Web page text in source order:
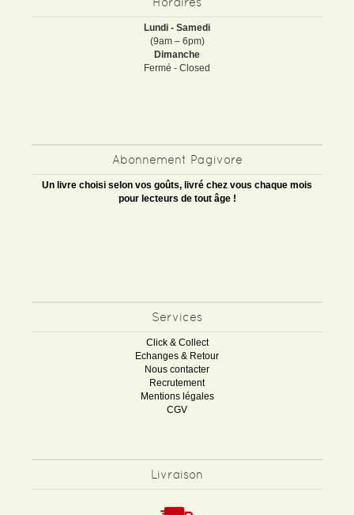
Lundi - Samedi
(9am – 6pm)
Dimanche
Fermé - Closed
Abonnement Pagivore
Un livre choisi selon vos goûts, livré chez vous chaque mois
pour lecteurs de tout âge !
Services
Click & Collect
Echanges & Retour
Nous contacter
Recrutement
Mentions légales
CGV
Livraison